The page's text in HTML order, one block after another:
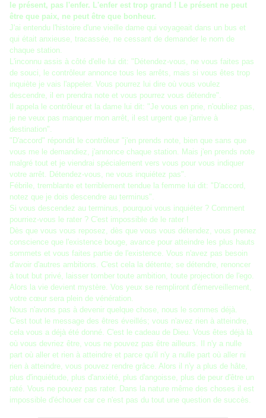
le présent, pas l'enfer. L'enfer est trop grand ! Le présent ne peut
être que paix, ne peut être que bonheur.
J'ai entendu l'histoire d'une vieille dame qui voyageait dans un bus et
qui était anxieuse, tracassée, ne cessant de demander le nom de
chaque station.
L'inconnu assis à côté d'elle lui dit: "Détendez-vous, ne vous faites pas
de souci, le contrôleur annonce tous les arrêts, mais si vous êtes trop
inquiète je vais l'appeler. Vous pourrez lui dire où vous voulez
descendre, il en prendra note et vous pourrez vous détendre".
Il appela le contrôleur et la dame lui dit: "Je vous en prie, n'oubliez pas,
je ne veux pas manquer mon arrêt, il est urgent que j'arrive à
destination".
"D'accord" répondit le contrôleur "j'en prends note, bien que sans que
vous me le demandiez, j'annonce chaque station. Mais j'en prends note
malgré tout et je viendrai spécialement vers vous pour vous indiquer
votre arrêt. Détendez-vous, ne vous inquiétez pas".
Fébrile, tremblante et terriblement tendue la femme lui dit: "D'accord,
notez que je dois descendre au terminus".
Si vous descendez au terminus, pourquoi vous inquiéter ? Comment
pourriez-vous le rater ? C'est impossible de le rater !
Dès que vous vous reposez, dès que vous vous détendez, vous prenez
conscience que l'existence bouge, avance pour atteindre les plus hauts
sommets et vous faites partie de l'existence. Vous n'avez pas besoin
d'avoir d'autres ambitions. C'est cela la détente; se détendre, renoncer
à tout but privé, laisser tomber toute ambition, toute projection de l'ego.
Alors la vie devient mystère. Vos yeux se rempliront d'émerveillement,
votre cœur sera plein de vénération.
Nous n'avons pas à devenir quelque chose, nous le sommes déjà.
C'est tout le message des êtres éveillés; vous n'avez rien à atteindre,
cela vous a déjà été donné. C'est le cadeau de Dieu. Vous êtes déjà là
où vous devriez être, vous ne pouvez pas être ailleurs. Il n'y a nulle
part où aller et rien à atteindre et parce qu'il n'y a nulle part où aller ni
rien à atteindre, vous pouvez rendre grâce. Alors il n'y a plus de hâte,
plus d'inquiétude, plus d'anxiété, plus d'angoisse, plus de peur d'être un
raté. Vous ne pouvez pas rater. Dans la nature même des choses il est
impossible d'échouer car ce n'est pas du tout une question de succès.